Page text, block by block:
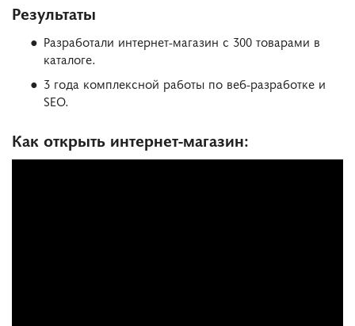
Результаты
Разработали интернет-магазин с 300 товарами в
каталоге.
3 года комплексной работы по веб-разработке и
SEO.
Как открыть интернет-магазин: